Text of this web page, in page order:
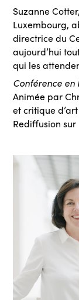
Suzanne
Luxembourg,
directrice du
aujourd’hui
qui les
Conférence
Animée par
et critique
Rediffusion sur